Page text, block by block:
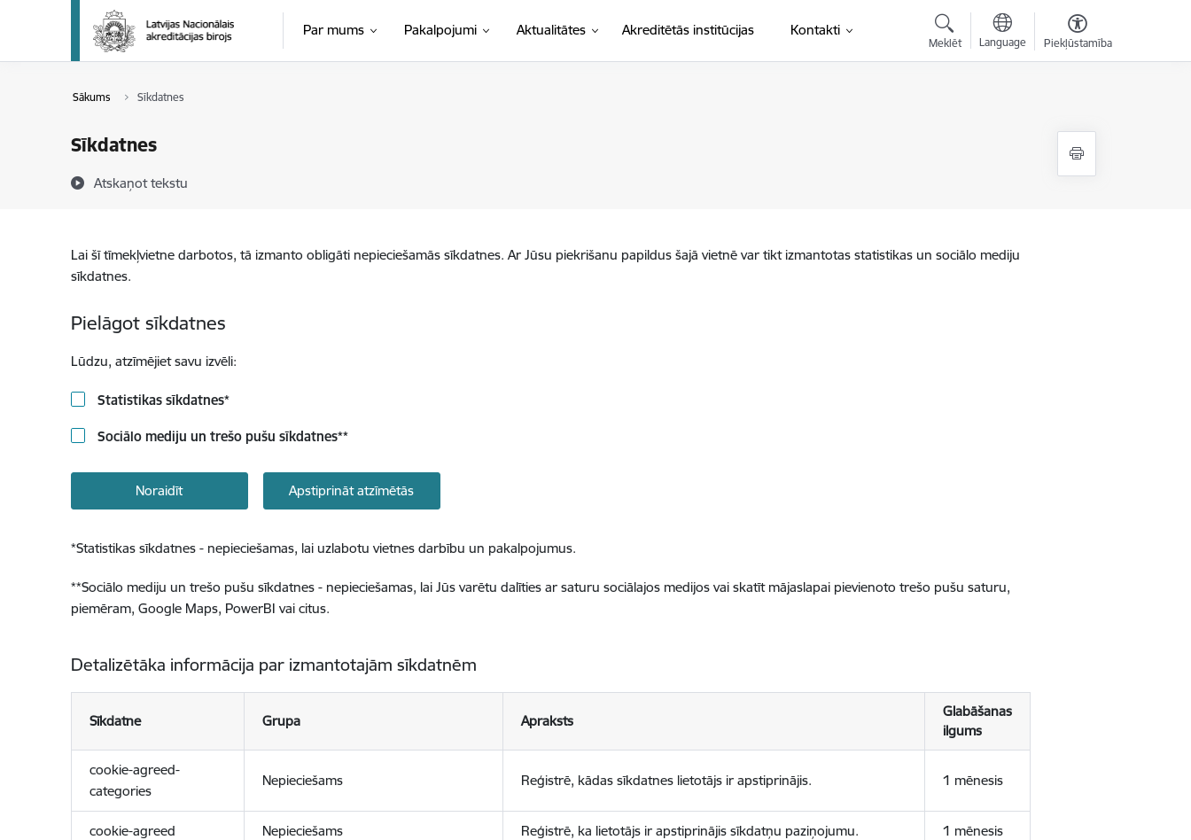
Pāriet uz lapas saturu
Par mums Pakalpojumi Aktualitātes Akreditētās institūcijas Kontakti
Meklēt Language Piekļūstamība
Sākums Sīkdatnes
Sīkdatnes
Atskaņot tekstu
Lai šī tīmekļvietne darbotos, tā izmanto obligāti nepieciešamās sīkdatnes. Ar Jūsu piekrišanu papildus šajā vietnē var tikt izmantotas statistikas un sociālo mediju
sīkdatnes.
Pielāgot sīkdatnes
Lūdzu, atzīmējiet savu izvēli:
Statistikas sīkdatnes*
Sociālo mediju un trešo pušu sīkdatnes**
Noraidīt Apstiprināt atzīmētās
*Statistikas sīkdatnes - nepieciešamas, lai uzlabotu vietnes darbību un pakalpojumus.
**Sociālo mediju un trešo pušu sīkdatnes - nepieciešamas, lai Jūs varētu dalīties ar saturu sociālajos medijos vai skatīt mājaslapai pievienoto trešo pušu saturu,
piemēram, Google Maps, PowerBI vai citus.
Detalizētāka informācija par izmantotajām sīkdatnēm
Sīkdatne Grupa Apraksts
Glabāšanas
ilgums
cookie-agreed-
categories
Nepieciešams Reģistrē, kādas sīkdatnes lietotājs ir apstiprinājis. 1 mēnesis
cookie-agreed Nepieciešams Reģistrē, ka lietotājs ir apstiprinājis sīkdatņu paziņojumu. 1 mēnesis